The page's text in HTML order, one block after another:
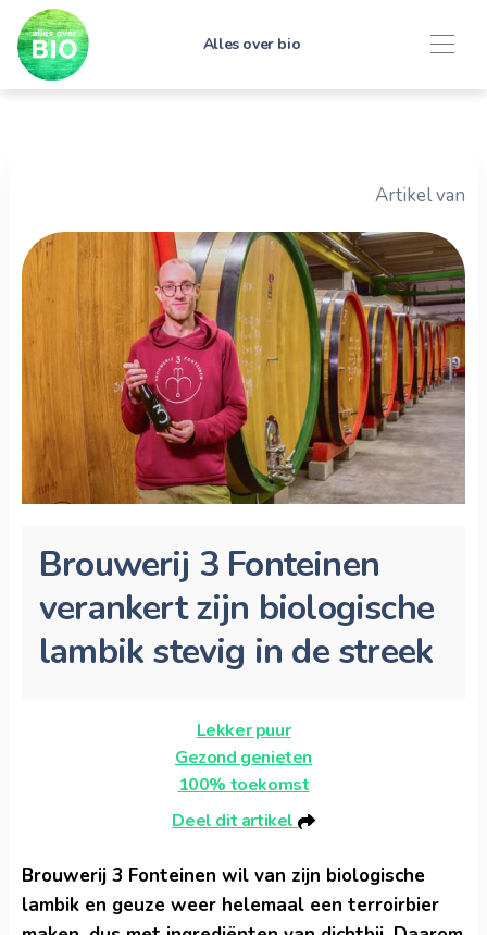
Alles over bio
Artikel van
Brouwerij 3 Fonteinen
verankert zijn biologische
lambik stevig in de streek
Lekker puur
Gezond genieten
100% toekomst
Deel dit artikel
Brouwerij 3 Fonteinen wil van zijn biologische
lambik en geuze weer helemaal een terroirbier